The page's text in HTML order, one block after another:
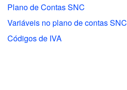
Plano de Contas SNC
Variáveis no plano de contas SNC
Códigos de IVA